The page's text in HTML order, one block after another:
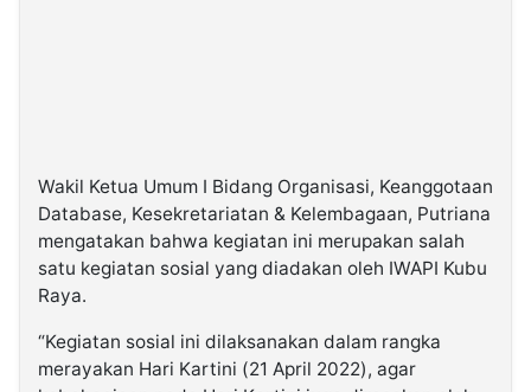
Wakil Ketua Umum I Bidang Organisasi, Keanggotaan
Database, Kesekretariatan & Kelembagaan, Putriana
mengatakan bahwa kegiatan ini merupakan salah
satu kegiatan sosial yang diadakan oleh IWAPI Kubu
Raya.
“Kegiatan sosial ini dilaksanakan dalam rangka
merayakan Hari Kartini (21 April 2022), agar